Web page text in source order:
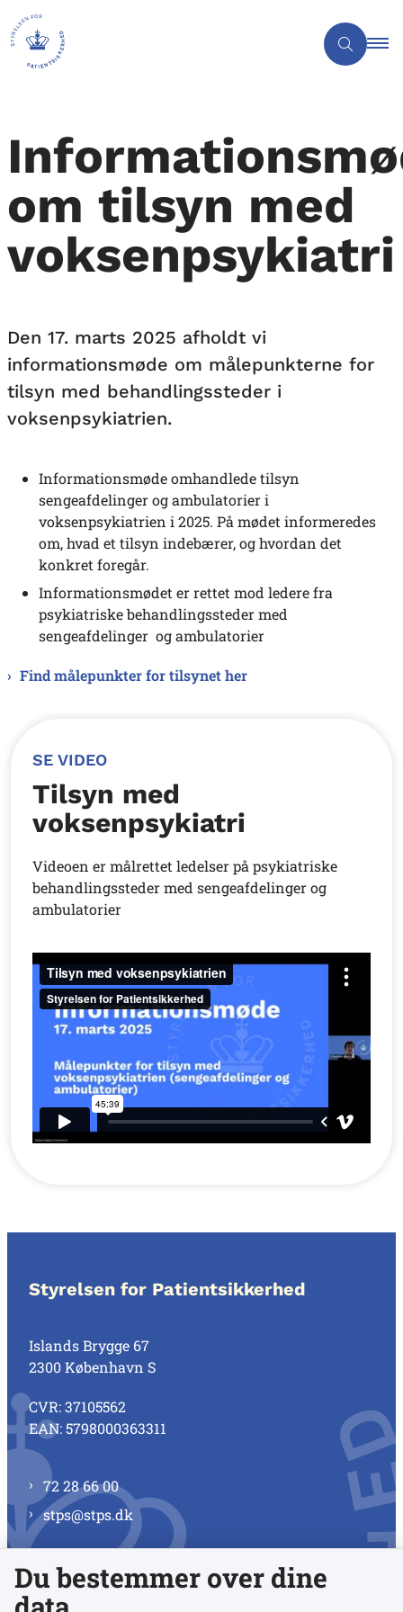
om tilsyn med
voksenpsykiatri
Den 17. marts 2025 afholdt vi
informationsmøde om målepunkterne for
tilsyn med behandlingssteder i
voksenpsykiatrien.
Informationsmøde omhandlede tilsyn
sengeafdelinger og ambulatorier i
voksenpsykiatrien i 2025. På mødet informeredes
om, hvad et tilsyn indebærer, og hvordan det
konkret foregår.
Informationsmødet er rettet mod ledere fra
psykiatriske behandlingssteder med
sengeafdelinger og ambulatorier
Find målepunkter for tilsynet her
SE VIDEO
Tilsyn med
voksenpsykiatri
Videoen er målrettet ledelser på psykiatriske
behandlingssteder med sengeafdelinger og
ambulatorier
Styrelsen for Patientsikkerhed
Islands Brygge 67
2300 København S
CVR: 37105562
EAN: 5798000363311
72 28 66 00
stps@stps.dk
Se alle kontaktnumre
Du bestemmer over dine